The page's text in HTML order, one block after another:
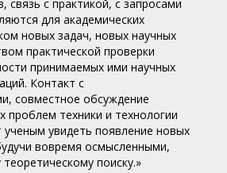
связь с практикой, с запросами
для академических
новых задач, новых научных
практической проверки
принимаемых ими научных
Контакт с
совместное обсуждение
проблем техники и технологии
увидеть появление новых
вовремя осмысленными,
поиску.»